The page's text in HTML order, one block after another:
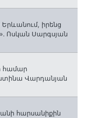
իրենց
Ոսկան Սարգսյան
համար
Վարդանյան
հարսանիքին